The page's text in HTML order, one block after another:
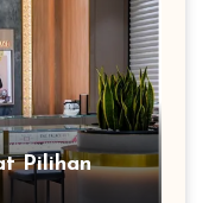
Pilihan